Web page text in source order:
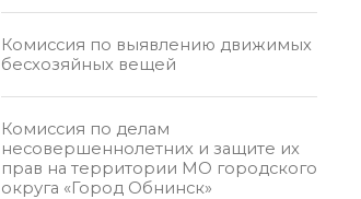
Комиссия по выявлению движимых
бесхозяйных вещей
Комиссия по делам
несовершеннолетних и защите их
прав на территории МО городского
округа «Город Обнинск»